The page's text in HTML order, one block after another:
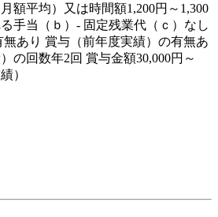
額平均）又は時間額1,200円～1,300
手当（ｂ）- 固定残業代（ｃ）なし
あり 賞与（前年度実績）の有無あ
の回数年2回 賞与金額30,000円～
）